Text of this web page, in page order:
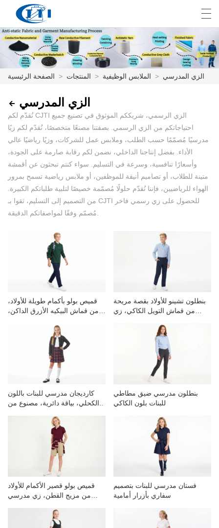
المنتجات
التخصيص
معلومات عنا
أخبار
صناعة
العربية česky Deutsch English
الصفحة الرئيسية > المنتجات > الملابس الوظيفية > الزي المدرسي
الزي المدرسي
نُقدّم لكم CJTI الزي الرسمي، شريككم الموثوق في تصنيع جميع
احتياجاتكم من الزي الرسمي. بصفتنا مصنعًا متخصصًا، نُقدّم لكم زيًا
مدرسيًا مُصمّمًا حسب الطلب، وملابس عمل للشركات، وزيًا رياضيًا عالي
الأداء. بفضل إنتاجنا الداخلي، نضمن لكم رقابة صارمة على الجودة،
وأسعارًا تنافسية، وسرعة في التسليم. سواء كنتم تبحثون عن أقمشة
متينة للطلاب، أو تصاميم أنيقة للموظفين، أو ملابس رياضية تسمح بمرور
الهواء للرياضيين، فإننا نُقدّم حلولًا مُصمّمة خصيصًا لتلبية طلباتكم الكبيرة.
من التصميم إلى التسليم، ثقوا بـ CJTI للحصول على زي رسمي فاخر
قميص بولو بأكمام طويلة للأولاد،
من قماش البيكيه الأزرق الداكن،
بنطلون تشينو للأولاد بقصة مريحة
من قماش التويل الكاكي، زي
كارديجان مدرسي للبنات باللون
الكحلي، بياقة دائرية، مصنوع من
بنطلون مدرسي ضيق مطاطي
للبنات بلون الكاكي
قميص بولو قصير الأكمام للأولاد
من مزيج القطن، زي مدرسي
فستان مدرسي للبنات بتصميم
سفاري بأزرار أمامية